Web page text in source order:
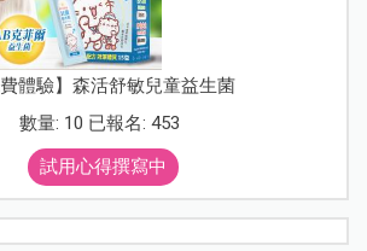
費體驗】森活舒敏兒童益生菌
數量: 10 已報名: 453
試用心得撰寫中